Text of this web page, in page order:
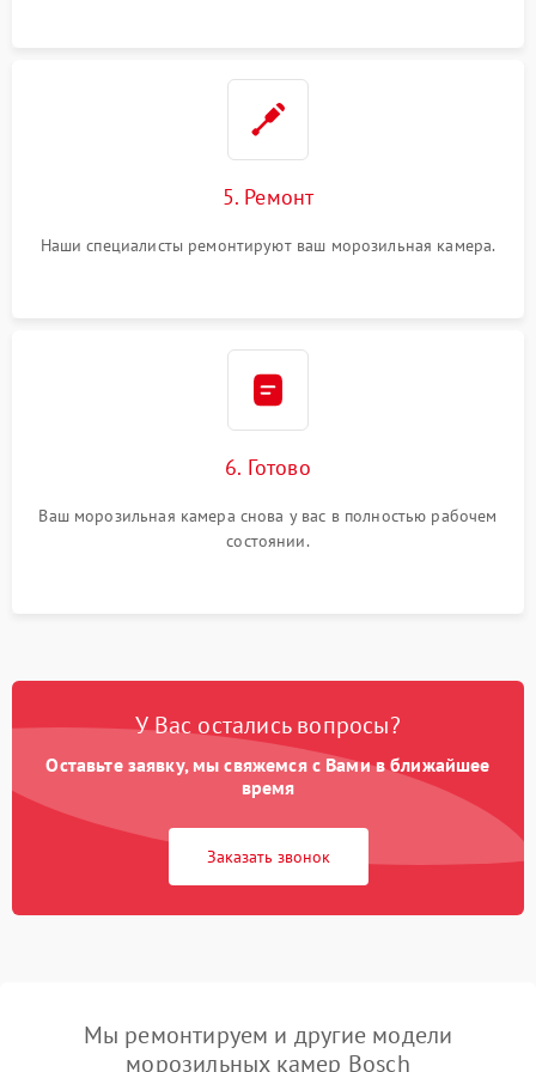
5. Ремонт
Наши специалисты ремонтируют ваш морозильная камера.
6. Готово
Ваш морозильная камера снова у вас в полностью рабочем
состоянии.
У Вас остались вопросы?
Оставьте заявку, мы свяжемся с Вами в ближайшее
время
Заказать звонок
Мы ремонтируем и другие модели
морозильных камер Bosch